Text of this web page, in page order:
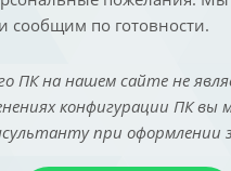
сообщим по готовности.
ПК на нашем сайте не
конфигурации ПК
при оформлении